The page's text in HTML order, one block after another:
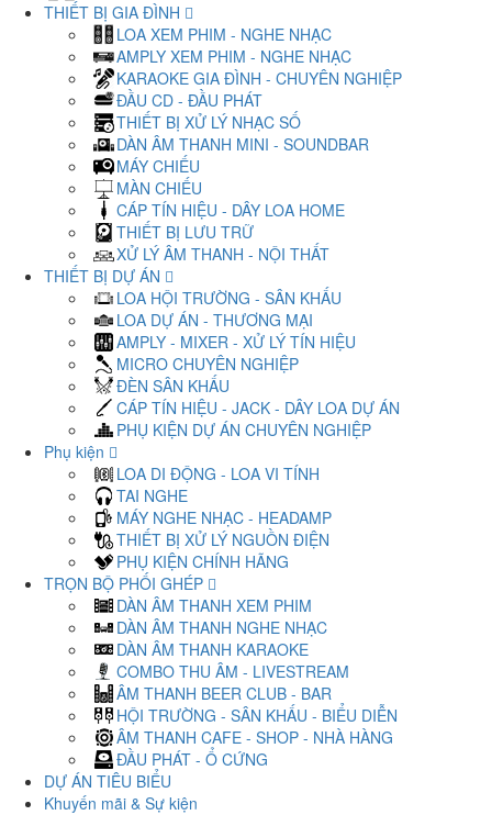
THIẾT BỊ GIA ĐÌNH
LOA XEM PHIM - NGHE NHẠC
AMPLY XEM PHIM - NGHE NHẠC
KARAOKE GIA ĐÌNH - CHUYÊN NGHIỆP
ĐẦU CD - ĐẦU PHÁT
THIẾT BỊ XỬ LÝ NHẠC SỐ
DÀN ÂM THANH MINI - SOUNDBAR
MÁY CHIẾU
MÀN CHIẾU
CÁP TÍN HIỆU - DÂY LOA HOME
THIẾT BỊ LƯU TRỮ
XỬ LÝ ÂM THANH - NỘI THẤT
THIẾT BỊ DỰ ÁN
LOA HỘI TRƯỜNG - SÂN KHẤU
LOA DỰ ÁN - THƯƠNG MẠI
AMPLY - MIXER - XỬ LÝ TÍN HIỆU
MICRO CHUYÊN NGHIỆP
ĐÈN SÂN KHẤU
CÁP TÍN HIỆU - JACK - DÂY LOA DỰ ÁN
PHỤ KIỆN DỰ ÁN CHUYÊN NGHIỆP
Phụ kiện
LOA DI ĐỘNG - LOA VI TÍNH
TAI NGHE
MÁY NGHE NHẠC - HEADAMP
THIẾT BỊ XỬ LÝ NGUỒN ĐIỆN
PHỤ KIỆN CHÍNH HÃNG
TRỌN BỘ PHỐI GHÉP
DÀN ÂM THANH XEM PHIM
DÀN ÂM THANH NGHE NHẠC
DÀN ÂM THANH KARAOKE
COMBO THU ÂM - LIVESTREAM
ÂM THANH BEER CLUB - BAR
HỘI TRƯỜNG - SÂN KHẤU - BIỂU DIỄN
ÂM THANH CAFE - SHOP - NHÀ HÀNG
ĐẦU PHÁT - Ổ CỨNG
DỰ ÁN TIÊU BIỂU
Khuyến mãi & Sự kiện